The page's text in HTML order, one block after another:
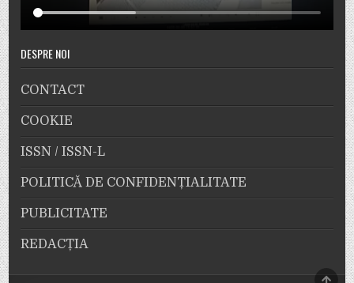
DESPRE NOI
CONTACT
COOKIE
ISSN / ISSN-L
POLITICĂ DE CONFIDENȚIALITATE
PUBLICITATE
REDACȚIA